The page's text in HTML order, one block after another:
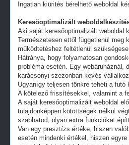
Ingatlan kiürités bérelhető weboldal
Keresőoptimalizált
Aki saját keresőoptimalizált weboldal
Természetesen ettől függetlenül meg
működtetéshez feltétlenül
Hátránya, hogy folyamatosan
probléma esetén. Egy webáruháznál,
karácsonyi szezonban kevés
Ugyanígy teljesen tönkre teheti a futó
A kötelező frissítésekkel, valamint a
A saját keresőoptimalizált weboldal
tulajdonképpen kötöttségek nélkül
szabhatod, olyan extra funkciókat
Van egy presztízs értéke, hiszen
esetén mindenki értékel, hiszen